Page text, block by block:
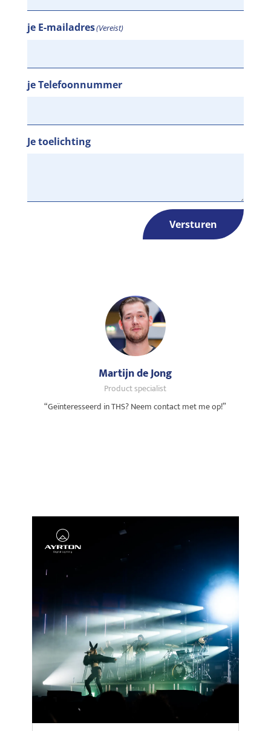
je E-mailadres(Vereist)
je Telefoonnummer
Je toelichting
Versturen
Martijn de Jong
Product specialist
“Geïnteresseerd in THS? Neem contact met me op!”